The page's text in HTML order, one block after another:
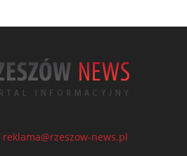
reklama@rzeszow-news.pl